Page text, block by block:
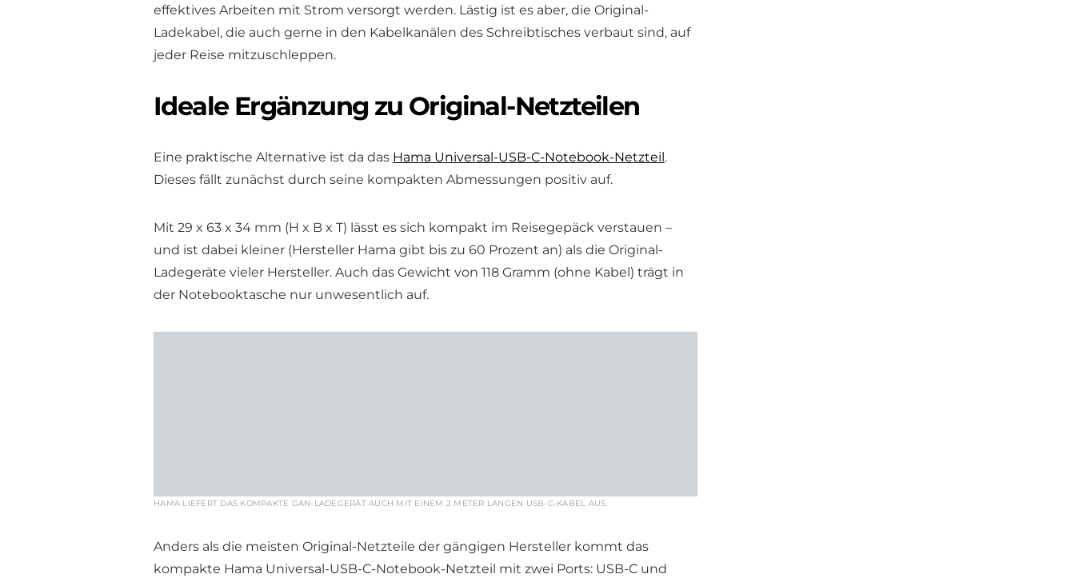
effektives Arbeiten mit Strom versorgt werden. Lästig ist es aber, die Original-
Ladekabel, die auch gerne in den Kabelkanälen des Schreibtisches verbaut sind, auf
jeder Reise mitzuschleppen.
Ideale Ergänzung zu Original-Netzteilen
Eine praktische Alternative ist da das Hama Universal-USB-C-Notebook-Netzteil.
Dieses fällt zunächst durch seine kompakten Abmessungen positiv auf.
Mit 29 x 63 x 34 mm (H x B x T) lässt es sich kompakt im Reisegepäck verstauen –
und ist dabei kleiner (Hersteller Hama gibt bis zu 60 Prozent an) als die Original-
Ladegeräte vieler Hersteller. Auch das Gewicht von 118 Gramm (ohne Kabel) trägt in
der Notebooktasche nur unwesentlich auf.
HAMA LIEFERT DAS KOMPAKTE GAN-LADEGERÄT AUCH MIT EINEM 2 METER LANGEN USB-C-KABEL AUS.
Anders als die meisten Original-Netzteile der gängigen Hersteller kommt das
kompakte Hama Universal-USB-C-Notebook-Netzteil mit zwei Ports: USB-C und